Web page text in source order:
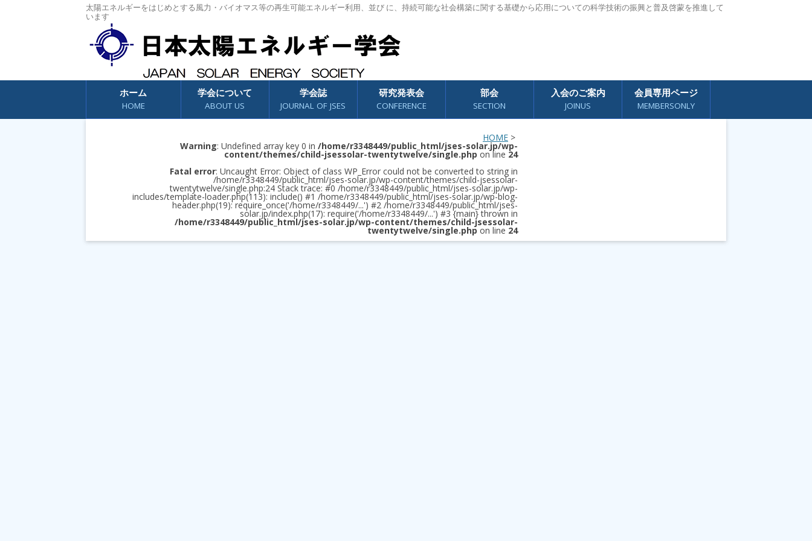
太陽エネルギーをはじめとする風力・バイオマス等の再生可能エネルギー利用、並び に、持続可能な社会構築に関する基礎から応用についての科学技術の振興と普及啓蒙を推進して
います
コンテンツへスキップ
ホーム
HOME
学会について
ABOUT US
学会誌
JOURNAL OF JSES
研究発表会
CONFERENCE
部会
SECTION
入会のご案内
JOINUS
会員専用ページ
MEMBERSONLY
HOME >
Warning: Undefined array key 0 in /home/r3348449/public_html/jses-solar.jp/wp-
content/themes/child-jsessolar-twentytwelve/single.php on line 24
Fatal error: Uncaught Error: Object of class WP_Error could not be converted to string in
/home/r3348449/public_html/jses-solar.jp/wp-content/themes/child-jsessolar-
twentytwelve/single.php:24 Stack trace: #0 /home/r3348449/public_html/jses-solar.jp/wp-
includes/template-loader.php(113): include() #1 /home/r3348449/public_html/jses-solar.jp/wp-blog-
header.php(19): require_once('/home/r3348449/...') #2 /home/r3348449/public_html/jses-
solar.jp/index.php(17): require('/home/r3348449/...') #3 {main} thrown in
/home/r3348449/public_html/jses-solar.jp/wp-content/themes/child-jsessolar-
twentytwelve/single.php on line 24